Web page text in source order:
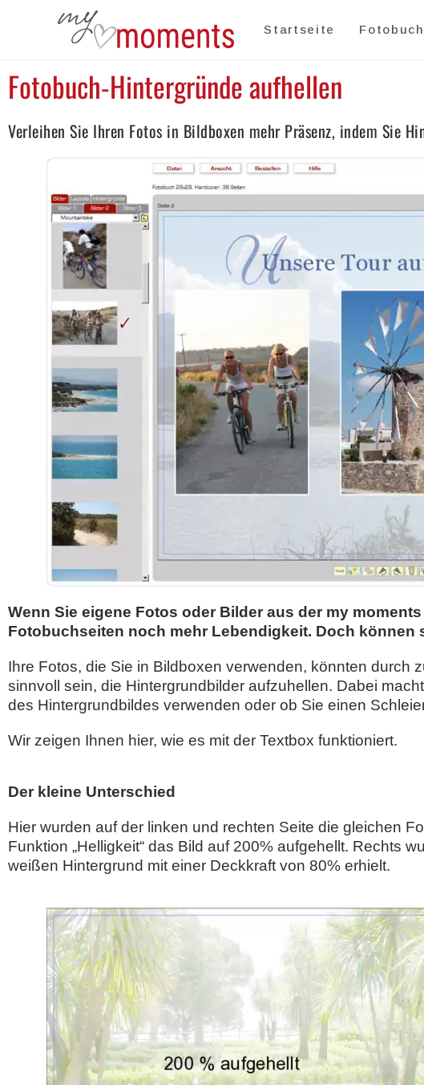
Startseite Fotobuch
Fotobuch-Hintergründe aufhellen
Verleihen Sie Ihren Fotos in Bildboxen mehr Präsenz, indem Sie
Wenn Sie eigene Fotos oder Bilder aus der my
Fotobuchseiten noch mehr Lebendigkeit. Doch
Ihre Fotos, die Sie in Bildboxen verwenden, könnten durch
sinnvoll sein, die Hintergrundbilder aufzuhellen. Dabei
des Hintergrundbildes verwenden oder ob Sie einen
Wir zeigen Ihnen hier, wie es mit der Textbox funktioniert.
Der kleine Unterschied
Hier wurden auf der linken und rechten Seite die gleichen
Funktion „Helligkeit“ das Bild auf 200% aufgehellt. Rechts
weißen Hintergrund mit einer Deckkraft von 80% erhielt.